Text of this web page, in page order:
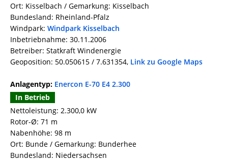
Ort: Kisselbach / Gemarkung: Kisselbach
Bundesland: Rheinland-Pfalz
Windpark: Windpark Kisselbach
Inbetriebnahme: 30.11.2006
Betreiber: Statkraft Windenergie
Geoposition: 50.050615 / 7.631354, Link zu Google Maps
Anlagentyp: Enercon E-70 E4 2.300
In Betrieb
Nettoleistung: 2.300,0 kW
Rotor-Ø: 71 m
Nabenhöhe: 98 m
Ort: Bunde / Gemarkung: Bunderhee
Bundesland: Niedersachsen